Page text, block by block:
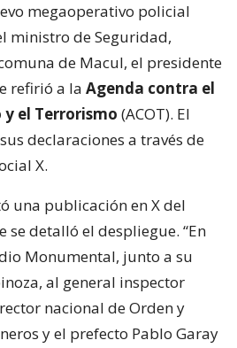
megaoperativo policial
ministro de Seguridad,
de Macul, el presidente
refirió a la Agenda contra el
el Terrorismo (ACOT). El
declaraciones a través de
X.
una publicación en X del
detalló el despliegue. “En
Monumental, junto a su
al general inspector
nacional de Orden y
y el prefecto Pablo Garay